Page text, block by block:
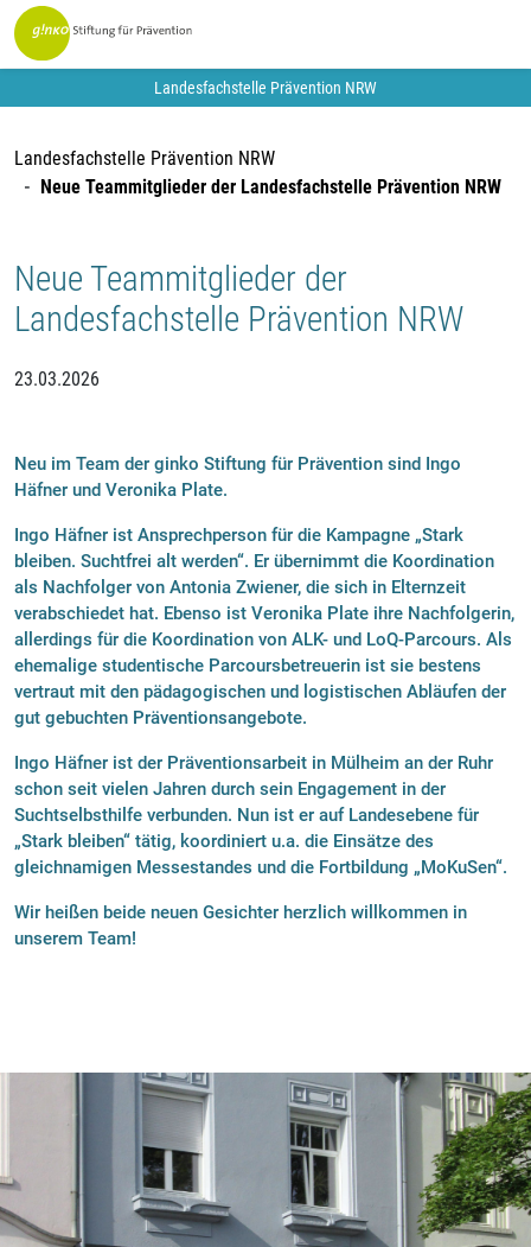
Landesfachstelle Prävention NRW
Landesfachstelle Prävention NRW
Neue Teammitglieder der Landesfachstelle Prävention NRW
Neue Teammitglieder der
Landesfachstelle Prävention NRW
23.03.2026
Neu im Team der ginko Stiftung für Prävention sind Ingo
Häfner und Veronika Plate.
Ingo Häfner ist Ansprechperson für die Kampagne „Stark
bleiben. Suchtfrei alt werden“. Er übernimmt die Koordination
als Nachfolger von Antonia Zwiener, die sich in Elternzeit
verabschiedet hat. Ebenso ist Veronika Plate ihre Nachfolgerin,
allerdings für die Koordination von ALK- und LoQ-Parcours. Als
ehemalige studentische Parcoursbetreuerin ist sie bestens
vertraut mit den pädagogischen und logistischen Abläufen der
gut gebuchten Präventionsangebote.
Ingo Häfner ist der Präventionsarbeit in Mülheim an der Ruhr
schon seit vielen Jahren durch sein Engagement in der
Suchtselbsthilfe verbunden. Nun ist er auf Landesebene für
„Stark bleiben“ tätig, koordiniert u.a. die Einsätze des
gleichnamigen Messestandes und die Fortbildung „MoKuSen“.
Wir heißen beide neuen Gesichter herzlich willkommen in
unserem Team!